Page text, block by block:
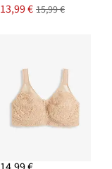
13,99 € 15,99 €